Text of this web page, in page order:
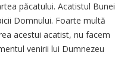
păcatului. Acatistul Bunei
Domnului. Foarte multă
acestui acatist, nu facem
venirii lui Dumnezeu